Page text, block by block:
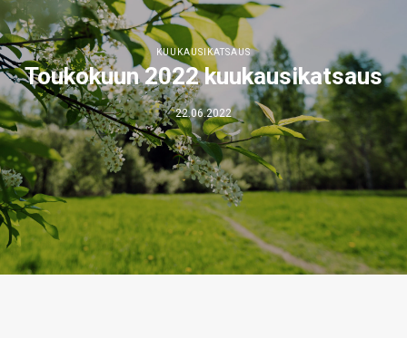
KUUKAUSIKATSAUS
Toukokuun 2022 kuukausikatsaus
22.06.2022